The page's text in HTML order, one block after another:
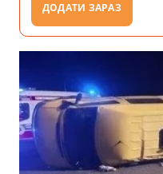
ДОДАТИ ЗАРАЗ